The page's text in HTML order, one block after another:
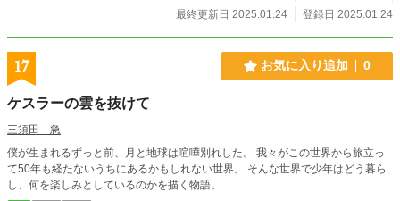
最終更新日 2025.01.24
登録日 2025.01.24
17 お気に入り追加 0
ケスラーの雲を抜けて
三須田 急
僕が生まれるずっと前、月と地球は喧嘩別れした。 我々がこの世界から旅立っ
て50年も経たないうちにあるかもしれない世界。 そんな世界で少年はどう暮ら
し、何を楽しみとしているのかを描く物語。